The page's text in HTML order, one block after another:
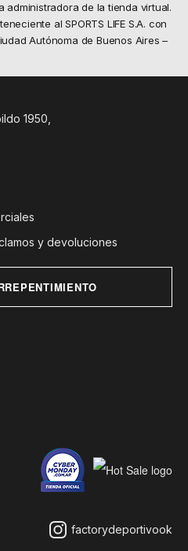
administradora de la tienda virtual.
al SPORTS LIFE S.A. con
Autónoma de Buenos Aires –
1950,
y devoluciones
factorydeportivook